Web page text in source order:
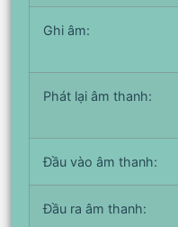
Ghi âm:
Phát lại âm thanh:
Đầu vào âm thanh:
Đầu ra âm thanh: